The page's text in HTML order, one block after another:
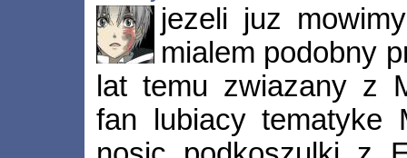
jezeli juz
mialem podobny
lat temu zwiazany z
fan lubiacy tematyke